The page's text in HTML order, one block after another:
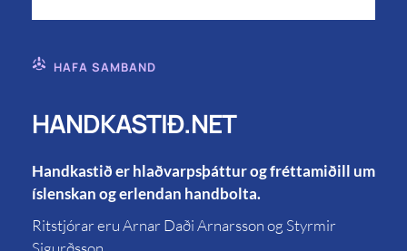
HAFA SAMBAND
HANDKASTIÐ.NET
Handkastið er hlaðvarpsþáttur og fréttamiðill um
íslenskan og erlendan handbolta.
Ritstjórar eru Arnar Daði Arnarsson og Styrmir